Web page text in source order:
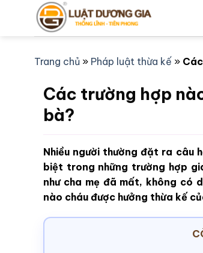
Trang chủ » Pháp luật thừa kế »
Các trường hợp
bà?
Nhiều người thường đặt ra câu
biệt trong những trường hợp
như cha mẹ đã mất, không có
nào cháu được hưởng thừa kế